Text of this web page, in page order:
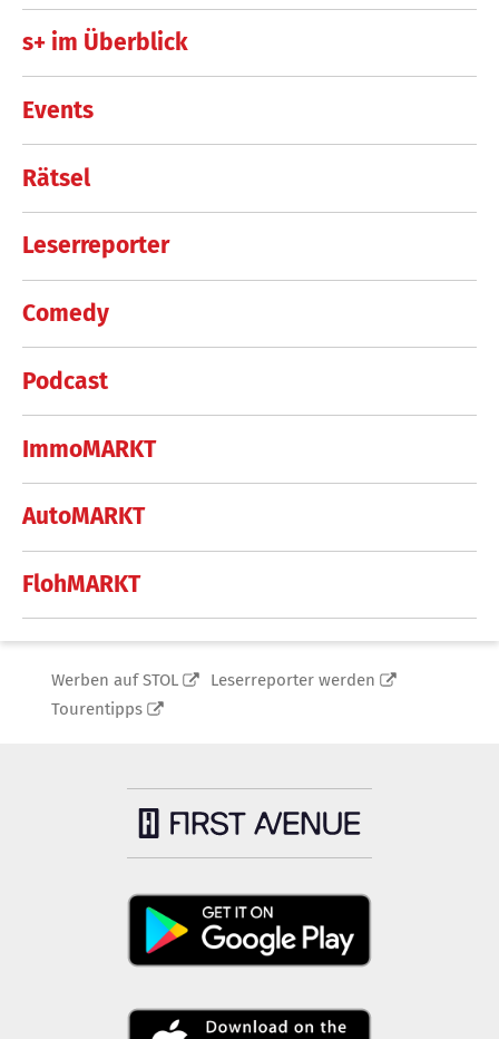
s+ im Überblick
Events
Rätsel
Leserreporter
Comedy
Podcast
ImmoMARKT
AutoMARKT
FlohMARKT
Werben auf STOL
Leserreporter werden
Tourentipps